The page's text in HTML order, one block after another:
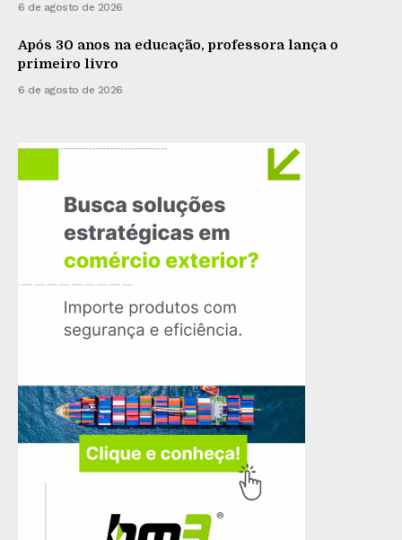
6 de agosto de 2026
Após 30 anos na educação, professora lança o
primeiro livro
6 de agosto de 2026